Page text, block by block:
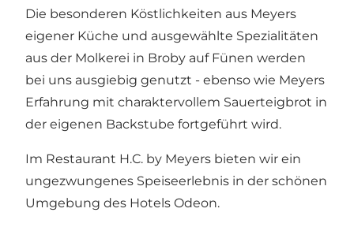
Die besonderen Köstlichkeiten aus Meyers
eigener Küche und ausgewählte Spezialitäten
aus der Molkerei in Broby auf Fünen werden
bei uns ausgiebig genutzt - ebenso wie Meyers
Erfahrung mit charaktervollem Sauerteigbrot in
der eigenen Backstube fortgeführt wird.
Im Restaurant H.C. by Meyers bieten wir ein
ungezwungenes Speiseerlebnis in der schönen
Umgebung des Hotels Odeon.